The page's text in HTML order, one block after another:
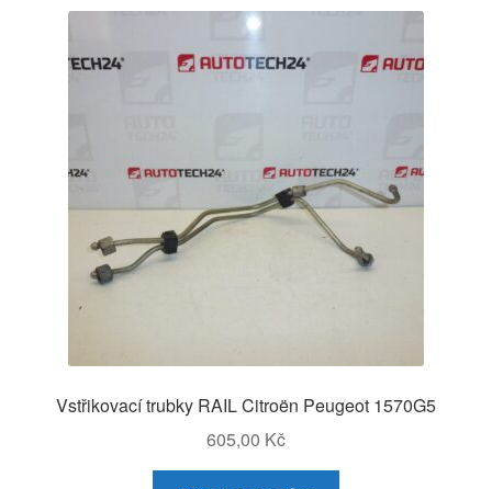
Vstřikovací trubky RAIL Citroën Peugeot 1570G5
605,00 Kč